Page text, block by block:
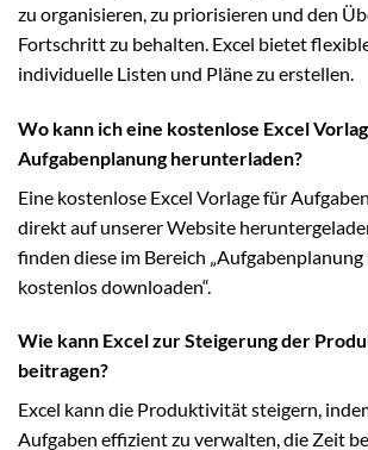
zu organisieren, zu priorisieren und den
Fortschritt zu behalten. Excel bietet
individuelle Listen und Pläne zu erstellen.
Wo kann ich eine kostenlose Excel
Aufgabenplanung herunterladen?
Eine kostenlose Excel Vorlage für
direkt auf unserer Website
finden diese im Bereich
kostenlos downloaden“.
Wie kann Excel zur Steigerung der
beitragen?
Excel kann die Produktivität steigern,
Aufgaben effizient zu verwalten, die Zeit